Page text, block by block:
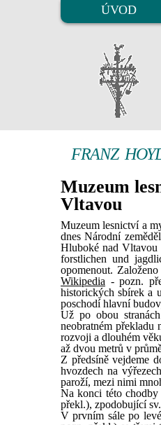
ÚVOD
FRANZ
Muzeum
Vltavou
Muzeum lesnictví a
dnes Národní
Hluboké nad Vltavou
forstlichen und
opomenout.
Wikipedia - pozn.
historických sbírek a
poschodí hlavní
Už po obou
neobratném
rozvoji a dlouhém
až dvou metrů v
Z předsíně vejdeme
hvozdech na
paroží, mezi nimi
Na konci této chodby
překl.), zpodobující
V prvním sále po